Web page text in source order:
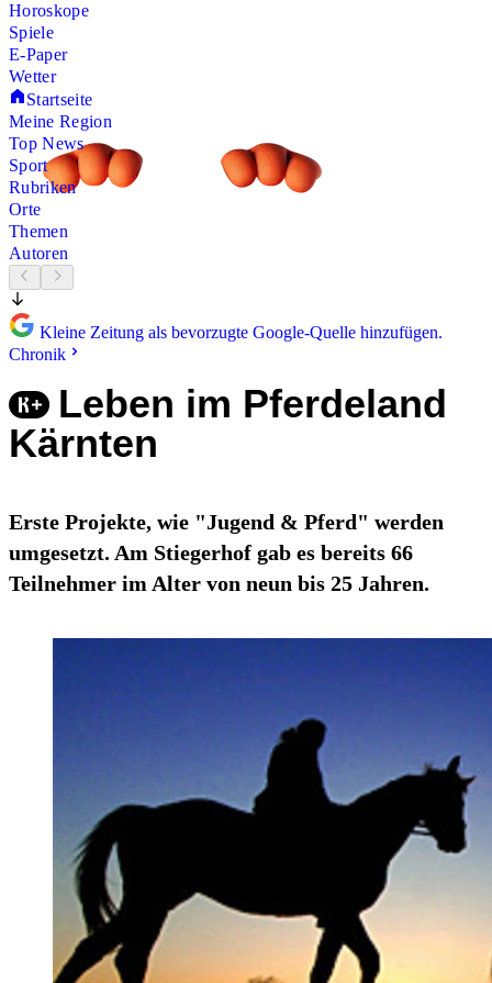
Horoskope
Spiele
E-Paper
Wetter
Startseite
Meine Region
Top News
Sport
Rubriken
Orte
Themen
Autoren
Kleine Zeitung als bevorzugte Google-Quelle hinzufügen.
Chronik
Leben im Pferdeland
Kärnten
Erste Projekte, wie "Jugend & Pferd" werden
umgesetzt. Am Stiegerhof gab es bereits 66
Teilnehmer im Alter von neun bis 25 Jahren.